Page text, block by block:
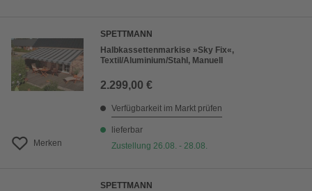
Merken
SPETTMANN
Halbkassettenmarkise »Sky Fix«,
Textil/Aluminium/Stahl, Manuell
2.299,00 €
Verfügbarkeit im Markt prüfen
lieferbar
Zustellung 26.08. - 28.08.
SPETTMANN